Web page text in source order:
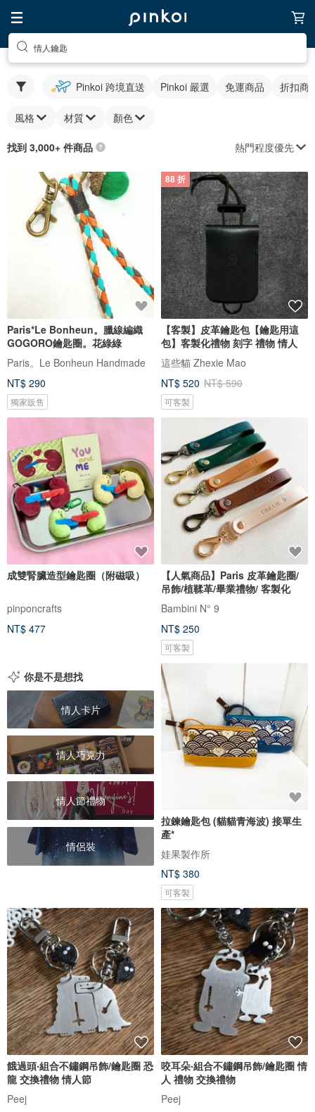
情人鑰匙
Pinkoi 跨境直送 Pinkoi 嚴選 免運商品 折扣商
風格 材質 顏色
找到 3,000+ 件商品 熱門程度優先
Paris*Le Bonheun。臘線編織
GOGORO鑰匙圈。花綠綠
Paris。Le Bonheun Handmade
NT$ 290
獨家販售
88 折
【客製】皮革鑰匙包【鑰匙用這
包】客製化禮物 刻字 禮物 情人
這些貓 Zhexie Mao
NT$ 520 NT$ 590
可客製
成雙腎臟造型鑰匙圈（附磁吸）
pinponcrafts
NT$ 477
【人氣商品】Paris 皮革鑰匙圈/
吊飾/植鞣革/畢業禮物/ 客製化
Bambini N° 9
NT$ 250
可客製
你是不是想找
情人卡片
情人巧克力
情人節禮物
情侶裝
拉鍊鑰匙包 (貓貓青海波) 接單生
產*
娃果製作所
NT$ 380
可客製
餓過頭‧組合不鏽鋼吊飾/鑰匙圈 恐
龍 交換禮物 情人節
Peej
咬耳朵‧組合不鏽鋼吊飾/鑰匙圈 情
人 禮物 交換禮物
Peej